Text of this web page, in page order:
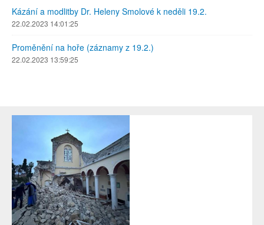
Kázání a modlitby Dr. Heleny Smolové k neděli 19.2.
22.02.2023 14:01:25
Proměnění na hoře (záznamy z 19.2.)
22.02.2023 13:59:25